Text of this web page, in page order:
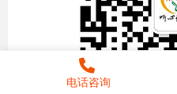
电话咨询